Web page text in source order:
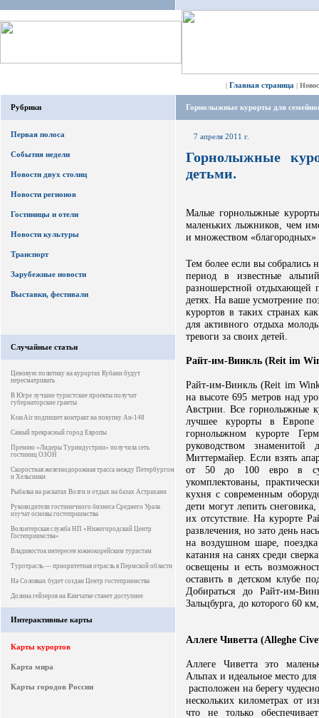
| Главная страница |
Рубрики
Первая полоса
События недели
Новости двух столиц
Новости регионов
Гостиницы и отели
Новости культуры
Транспорт
Зарубежные новости
Выставки, фестивали
Случайные статьи
Ценовую политику на курортах Кубани будут
пересматривать
В Югре лучшие туристские проекты получат
губернаторские гранты
KrasAir подпишет контракт на покупку Ан-148
Самый прекрасный город Европы
Премию «Лидеры Туриндустрии» получила сеть
гостиниц ОЗОН
Скоростная железнодорожная трасса между Петербургом
и Хельсинки
Рыбалка на раскатах Волги и отдых на базах Астрахани
Руководители гостиничного бизнеса Среднего Урала
изучат основы гостеприимства
Волонтерская служба НП «Нижегородский Центр
Гостеприимства»
Владивосток интересен южнокорейским туристам
Туротрасль — приоритетная отрасль в Пермской области
На Соловках будет создан Центр гостеприимства
Долина гейзеров на Камчатке станет доступнее
Интерактивные карты
Карты курортов
Карта мира
Карты городов России
Горнолыжные курорты для
7 апреля 2011 г.
Горнолыжные
детьми.
Малые горнолыжные
маленьких лыжников, чем
и множеством
Тем более если вы собрались
период в известные
разношерстной отдыхающей
детях. На ваше усмотрение
курортов в таких странах
для активного отдыха
тревоги за своих детей.
Райт-им-Винкль (Reit im
Райт-им-Винкль (Reit im
на высоте 695 метров над
Австрии. Все горнолыжные
лучшее курорты в
горнолыжном курорте
руководством
Миттермайер. Если взять
от 50 до 100 евро в
укомплектованы,
кухня с современным
дети могут лепить
их отсутствие. На курорте
развлечения, но зато день
на воздушном шаре,
катания на санях среди
освещены и есть
оставить в детском клубе
Добираться до Райт-им-
Зальцбурга, до которого 60
Аллеге Чиветта (Alleghe
Аллеге Чиветта это
Альпах и идеальное место
расположен на берегу
нескольких километрах от
что не только